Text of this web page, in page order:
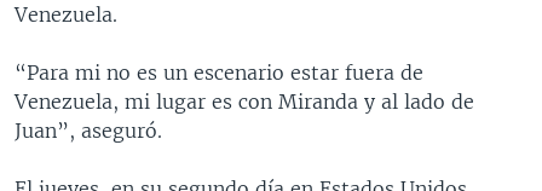
Venezuela.
“Para mi no es un escenario estar fuera de
Venezuela, mi lugar es con Miranda y al lado de
Juan”, aseguró.